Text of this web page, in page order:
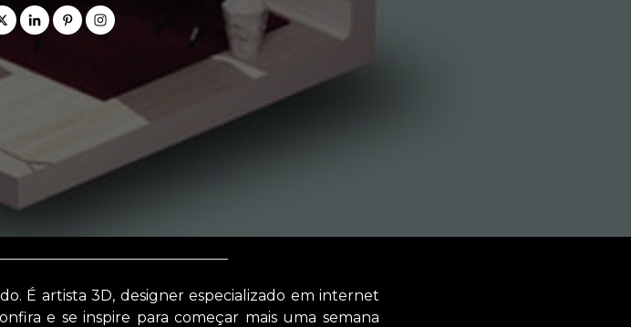
É artista 3D, designer especializado em internet
e se inspire para começar mais uma semana